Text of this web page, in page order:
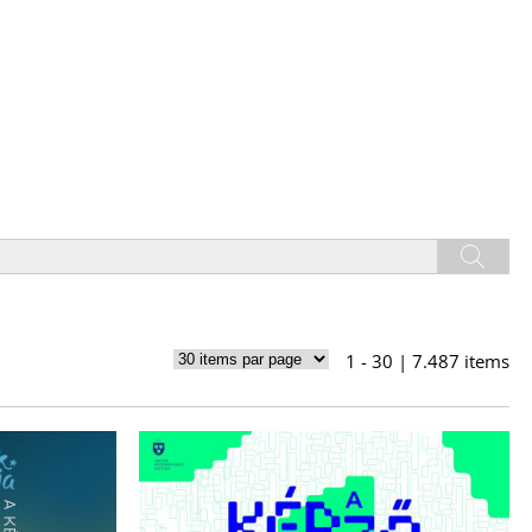
1 - 30 | 7.487 items